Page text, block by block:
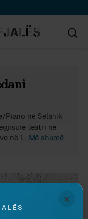
Piano në Selanik
teatri në
në Tiranë, Sonila
dhe të integruar
ndër vite në
dhe
Më shumë
×